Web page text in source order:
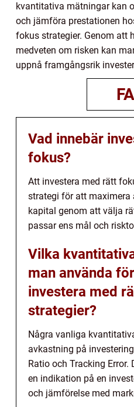
kvantitativa mätningar kan
och jämföra prestationen
fokus strategier. Genom att
medveten om risken kan
uppnå framgångsrik
Vad innebär
fokus?
Att investera med rätt
strategi för att maximera
kapital genom att välja
passar ens mål och
Vilka
man använda
investera med
strategier?
Några vanliga
avkastning på
Ratio och Tracking
en indikation på en
och jämförelse med